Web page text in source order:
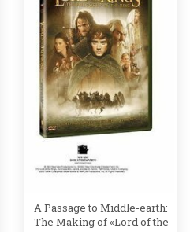
A Passage to Middle-earth:
The Making of «Lord of the